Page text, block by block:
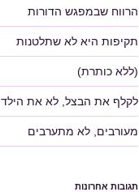
הרווח שבמפגש הדורות
תקיפות היא לא שתלטנות
(ללא כותרת)
לקלף את הבצל, לא את הילד
מעורבים, לא מתערבים
תגובות אחרונות